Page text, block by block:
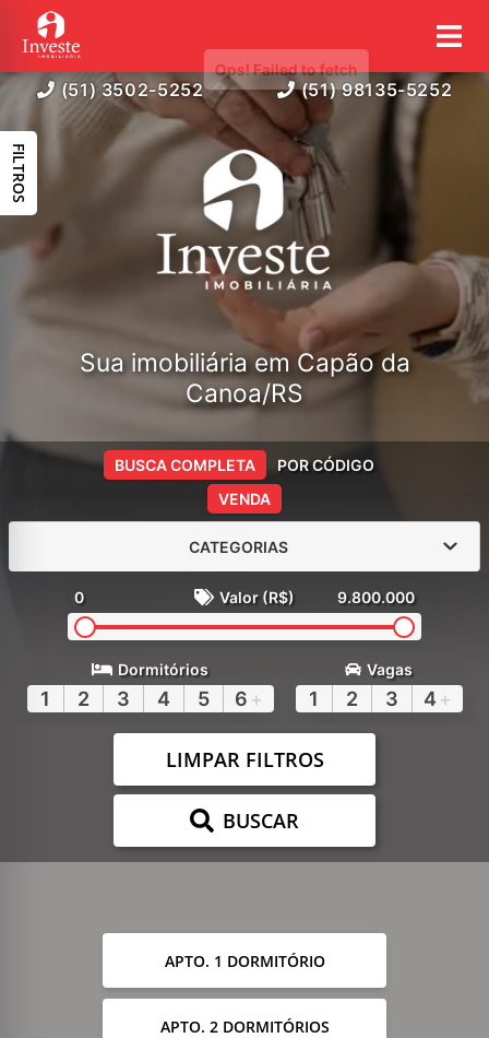
(51) 3502-5252 (51) 98135-5252
Sua imobiliária em Capão da
Canoa/RS
VENDA
BUSCA COMPLETA POR CÓDIGO
CATEGORIAS
0 Valor (R$) 9.800.000
Dormitórios
1 2 3 4 5 6 +
Vagas
1 2 3 4 +
LIMPAR FILTROS
BUSCAR
APTO. 1 DORMITÓRIO
APTO. 2 DORMITÓRIOS
FILTROS